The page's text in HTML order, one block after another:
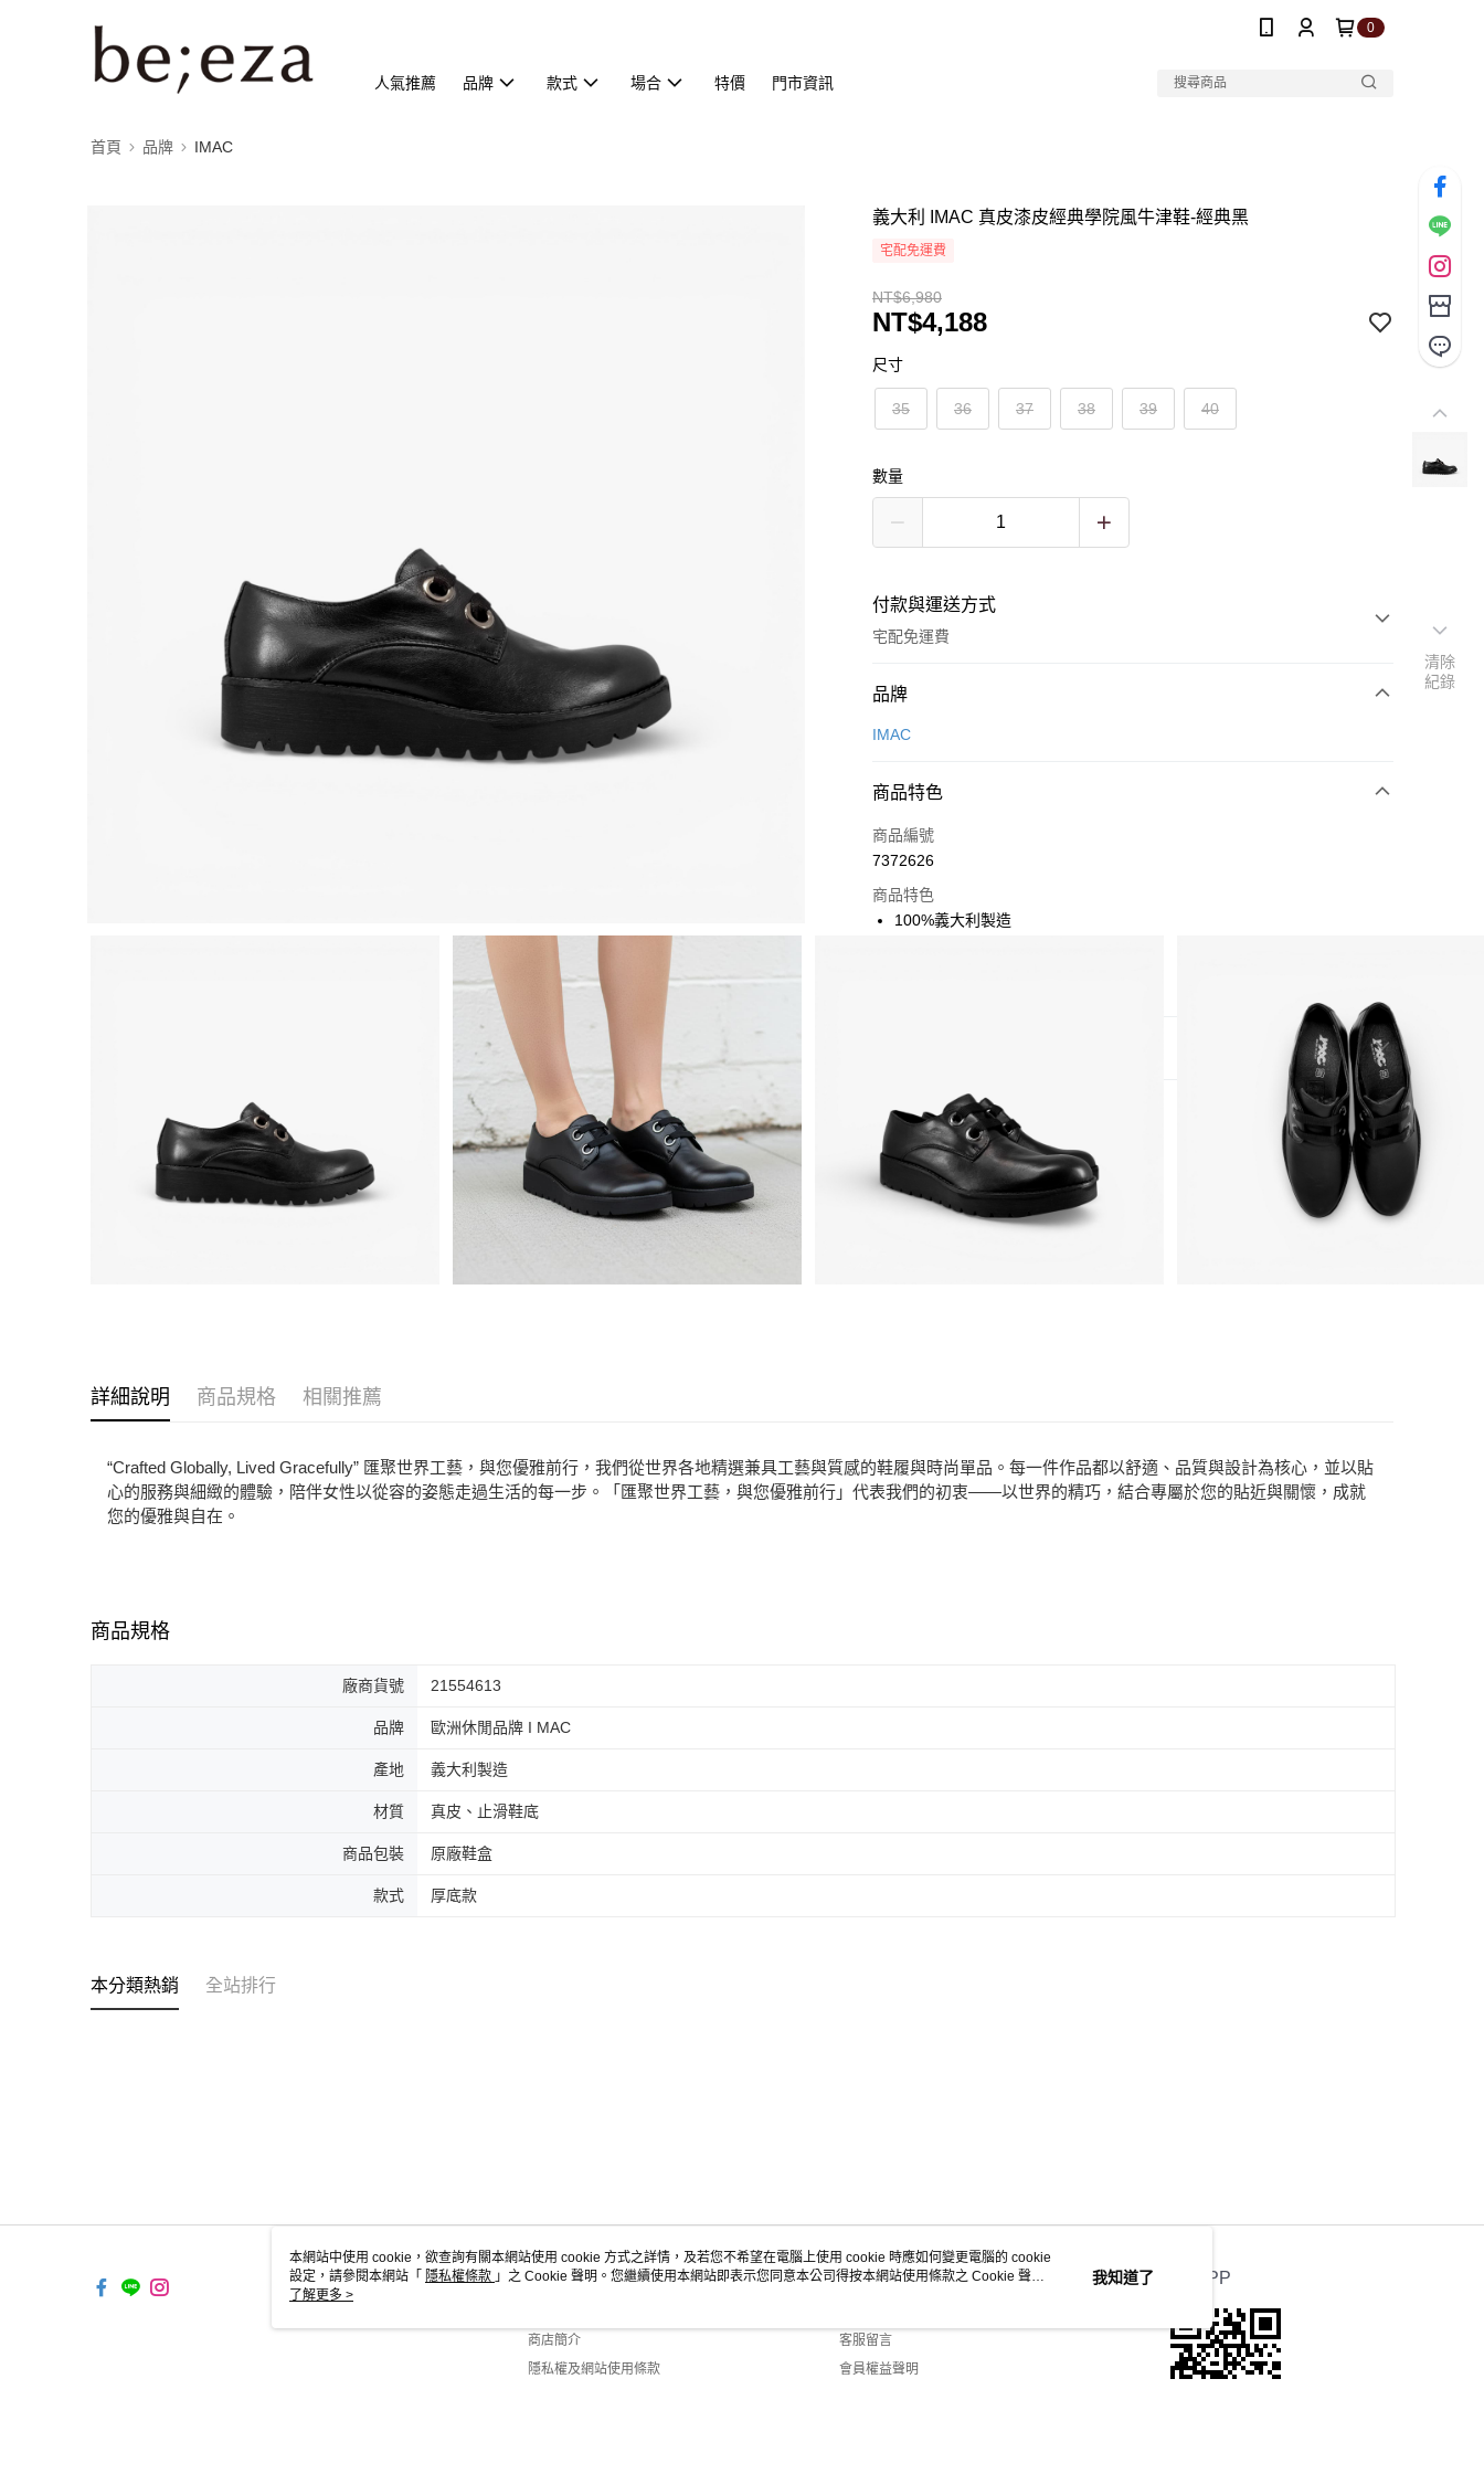
0
人氣推薦 品牌 款式 場合 特價 門市資訊
首頁 品牌 IMAC
義大利 IMAC 真皮漆皮經典學院風牛津鞋-經典黑
宅配免運費
NT$6,980
NT$4,188
尺寸
35 36 37 38 39 40
數量
付款與運送方式
宅配免運費
付款方式
信用卡一次付款
Apple Pay
街口支付
全家取貨付款
每筆NT$80，滿NT$2,000(含以上)免運費
7-11取貨付款
每筆NT$80，滿NT$2,000(含以上)免運費
品牌
IMAC
商品特色
商品編號
7372626
商品特色
100%義大利製造
款式 樂福鞋
場合 戶外流行
分享 客服
詳細說明 商品規格 相關推薦
“Crafted Globally, Lived Gracefully” 匯聚世界工藝，與您優雅前行，我們從世界各地精選兼具工藝與質感的鞋履與時尚單品。每一件作品都以舒適、品質與設計為核心，並以貼
心的服務與細緻的體驗，陪伴女性以從容的姿態走過生活的每一步。「匯聚世界工藝，與您優雅前行」代表我們的初衷——以世界的精巧，結合專屬於您的貼近與關懷，成就
您的優雅與自在。
商品規格
廠商貨號 21554613
品牌 歐洲休閒品牌 I MAC
產地 義大利製造
材質 真皮、止滑鞋底
商品包裝 原廠鞋盒
款式 厚底款
本分類熱銷 全站排行
關於我們
商店簡介
隱私權及網站使用條款
客服資訊
客服留言
會員權益聲明
官方APP
清除
紀錄
本網站中使用 cookie，欲查詢有關本網站使用 cookie 方式之詳情，及若您不希望在電腦上使用 cookie 時應如何變更電腦的 cookie
設定，請參閱本網站「 隱私權條款 」之 Cookie 聲明。您繼續使用本網站即表示您同意本公司得按本網站使用條款之 Cookie 聲明
使用 cookie。
了解更多 >
我知道了